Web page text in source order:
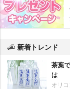
新着トレンド
茶葉
は
オリ